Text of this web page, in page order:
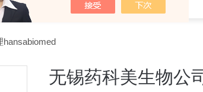
无锡药科美生物公